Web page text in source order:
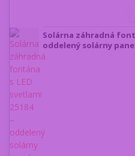
Solárna záhradná
oddelený solárny